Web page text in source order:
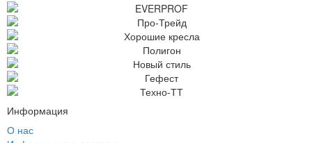
Информация
О нас